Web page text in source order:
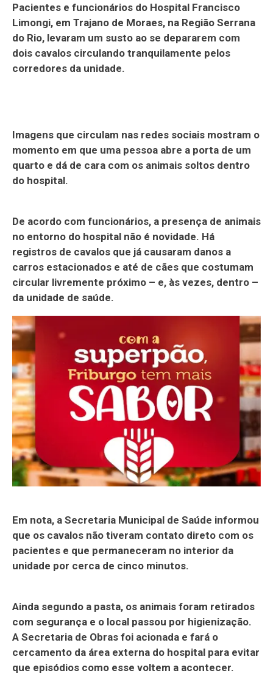
Pacientes e funcionários do Hospital Francisco
Limongi, em Trajano de Moraes, na Região Serrana
do Rio, levaram um susto ao se depararem com
dois cavalos circulando tranquilamente pelos
corredores da unidade.
Imagens que circulam nas redes sociais mostram o
momento em que uma pessoa abre a porta de um
quarto e dá de cara com os animais soltos dentro
do hospital.
De acordo com funcionários, a presença de animais
no entorno do hospital não é novidade. Há
registros de cavalos que já causaram danos a
carros estacionados e até de cães que costumam
circular livremente próximo – e, às vezes, dentro –
da unidade de saúde.
Em nota, a Secretaria Municipal de Saúde informou
que os cavalos não tiveram contato direto com os
pacientes e que permaneceram no interior da
unidade por cerca de cinco minutos.
Ainda segundo a pasta, os animais foram retirados
com segurança e o local passou por higienização.
A Secretaria de Obras foi acionada e fará o
cercamento da área externa do hospital para evitar
que episódios como esse voltem a acontecer.